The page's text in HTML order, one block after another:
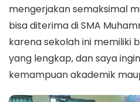
mengerjakan semaksimal
bisa diterima di SMA
karena sekolah ini memiliki
yang lengkap, dan saya
kemampuan akademik